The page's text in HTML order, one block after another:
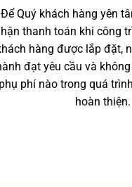
Để Quý khách hàng yên
thanh toán khi công
hàng được lắp đặt,
đạt yêu cầu và
phụ phí nào trong quá
hoàn thiện.